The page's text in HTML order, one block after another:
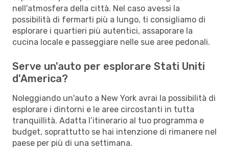
nell'atmosfera della città. Nel caso avessi la
possibilità di fermarti più a lungo, ti consigliamo di
esplorare i quartieri più autentici, assaporare la
cucina locale e passeggiare nelle sue aree pedonali.
Serve un'auto per esplorare Stati Uniti
d'America?
Noleggiando un'auto a New York avrai la possibilità di
esplorare i dintorni e le aree circostanti in tutta
tranquillità. Adatta l’itinerario al tuo programma e
budget, soprattutto se hai intenzione di rimanere nel
paese per più di una settimana.